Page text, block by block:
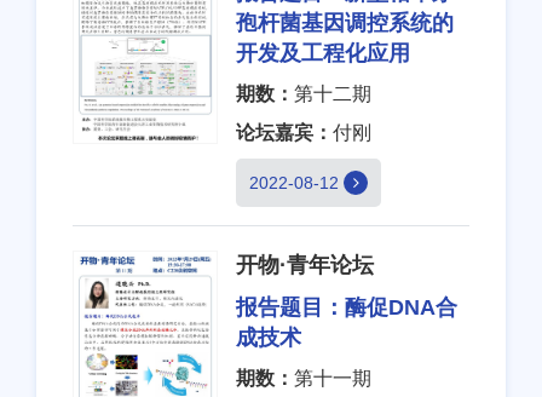
孢杆菌基因调控系统的
开发及工程化应用
期数： 第十二期
论坛嘉宾： 付刚
2022-08-12
开物·青年论坛
报告题目： 酶促DNA合
成技术
期数： 第十一期